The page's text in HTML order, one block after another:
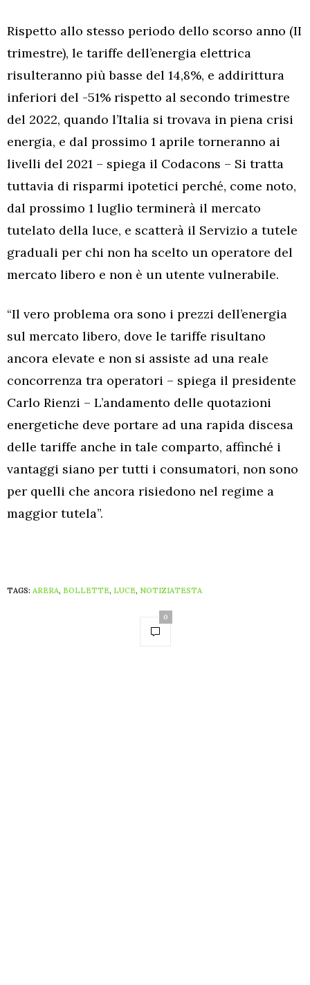
Rispetto allo stesso periodo dello scorso anno (II
trimestre), le tariffe dell’energia elettrica
risulteranno più basse del 14,8%, e addirittura
inferiori del -51% rispetto al secondo trimestre
del 2022, quando l’Italia si trovava in piena crisi
energia, e dal prossimo 1 aprile torneranno ai
livelli del 2021 – spiega il Codacons – Si tratta
tuttavia di risparmi ipotetici perché, come noto,
dal prossimo 1 luglio terminerà il mercato
tutelato della luce, e scatterà il Servizio a tutele
graduali per chi non ha scelto un operatore del
mercato libero e non è un utente vulnerabile.
“Il vero problema ora sono i prezzi dell’energia
sul mercato libero, dove le tariffe risultano
ancora elevate e non si assiste ad una reale
concorrenza tra operatori – spiega il presidente
Carlo Rienzi – L’andamento delle quotazioni
energetiche deve portare ad una rapida discesa
delle tariffe anche in tale comparto, affinché i
vantaggi siano per tutti i consumatori, non sono
per quelli che ancora risiedono nel regime a
maggior tutela”.
TAGS: ARERA, BOLLETTE, LUCE, NOTIZIATESTA
0